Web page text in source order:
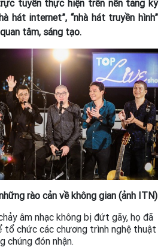
tuyến thực hiện trên nền tảng kỹ
hát internet”, “nhà hát truyền hình”
tâm, sáng tạo.
rào cản về không gian (ảnh ITN)
âm nhạc không bị đứt gãy, họ đã
tổ chức các chương trình nghệ thuật
chúng đón nhận.